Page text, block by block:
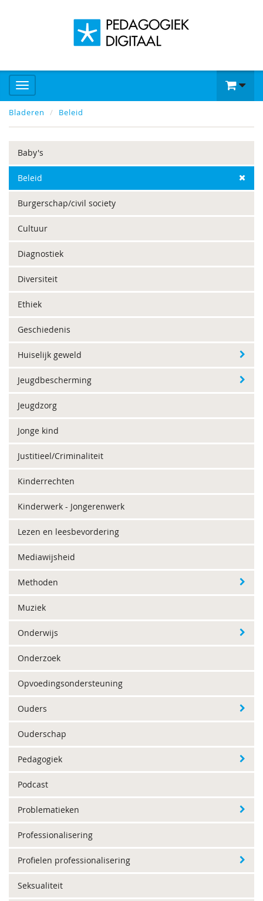
Bladeren Beleid
Baby's
Beleid
Burgerschap/civil society
Cultuur
Diagnostiek
Diversiteit
Ethiek
Geschiedenis
Huiselijk geweld
Jeugdbescherming
Jeugdzorg
Jonge kind
Justitieel/Criminaliteit
Kinderrechten
Kinderwerk - Jongerenwerk
Lezen en leesbevordering
Mediawijsheid
Methoden
Muziek
Onderwijs
Onderzoek
Opvoedingsondersteuning
Ouders
Ouderschap
Pedagogiek
Podcast
Problematieken
Professionalisering
Profielen professionalisering
Seksualiteit